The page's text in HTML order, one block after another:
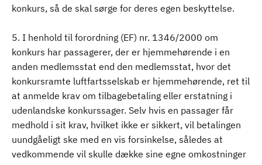
konkurs, så de skal sørge for deres egen beskyttelse.
5. I henhold til forordning (EF) nr. 1346/2000 om
konkurs har passagerer, der er hjemmehørende i en
anden medlemsstat end den medlemsstat, hvor det
konkursramte luftfartsselskab er hjemmehørende, ret til
at anmelde krav om tilbagebetaling eller erstatning i
udenlandske konkurssager. Selv hvis en passager får
medhold i sit krav, hvilket ikke er sikkert, vil betalingen
uundgåeligt ske med en vis forsinkelse, således at
vedkommende vil skulle dække sine egne omkostninger